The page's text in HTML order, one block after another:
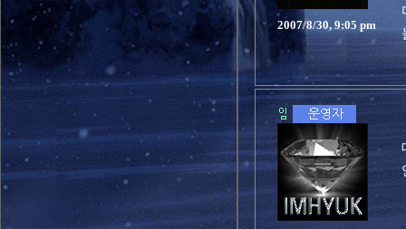
2007/8/30, 9:05 pm